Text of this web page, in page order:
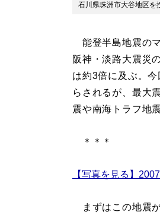
石川県珠洲市大谷地区を
能登半島地震の
阪神・淡路大震災
は約3倍に及ぶ。
らされるが、最大
震や南海トラフ地
＊＊＊
【写真を見る】
まずはこの地震